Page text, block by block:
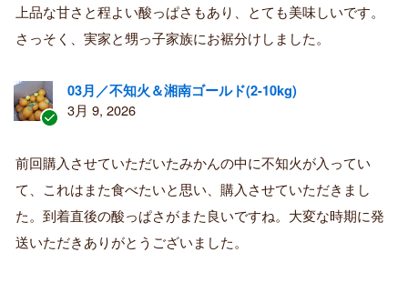
者
上品な甘さと程よい酸っぱさもあり、とても美味しいです。
さっそく、実家と甥っ子家族にお裾分けしました。
証
済
み
購
者
03月／不知火＆湘南ゴールド(2-10kg)
3月 9, 2026
前回購入させていただいたみかんの中に不知火が入ってい
て、これはまた食べたいと思い、購入させていただきまし
た。到着直後の酸っぱさがまた良いですね。大変な時期に発
送いただきありがとうございました。